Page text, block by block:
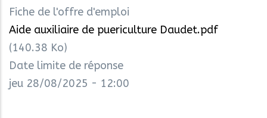
Fiche de l'offre d'emploi
Aide auxiliaire de puericulture Daudet.pdf
(140.38 Ko)
Date limite de réponse
jeu 28/08/2025 - 12:00